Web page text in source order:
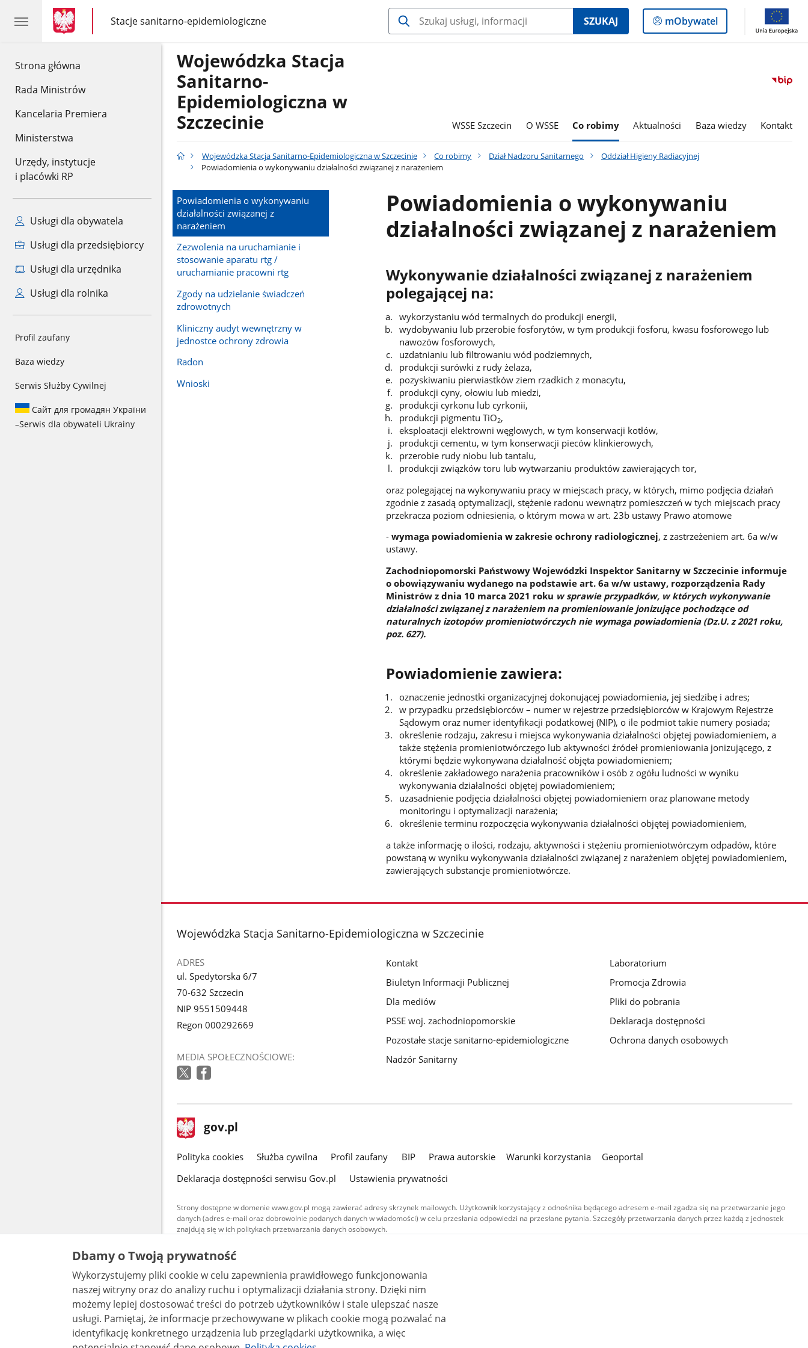
Strona główna
Rada Ministrów
Kancelaria Premiera
Ministerstwa
Urzędy, instytucje
i placówki RP
Usługi dla obywatela
Usługi dla przedsiębiorcy
Usługi dla urzędnika
Usługi dla rolnika
Profil zaufany
Baza wiedzy
Serwis Służby Cywilnej
Сайт для громадян України
–Serwis dla obywateli Ukrainy
gov.pl
gov.pl
Stacje sanitarno-epidemiologiczne
gov.pl
Stacje
sanitarno-
epidemiologiczne
SZUKAJ
Logowanie
do
mObywatel
Wojewódzka Stacja
Sanitarno-
Epidemiologiczna w
Szczecinie
WSSE Szczecin O WSSE Co robimy Aktualności Baza wiedzy Kontakt
Wojewódzka Stacja Sanitarno-Epidemiologiczna w Szczecinie Co robimy Dział Nadzoru Sanitarnego
Oddział Higieny Radiacyjnej
Powiadomienia o wykonywaniu działalności związanej z narażeniem
Powiadomienia o wykonywaniu
działalności związanej z
narażeniem
Zezwolenia na uruchamianie i
stosowanie aparatu rtg /
uruchamianie pracowni rtg
Zgody na udzielanie świadczeń
zdrowotnych
Kliniczny audyt wewnętrzny w
jednostce ochrony zdrowia
Radon
Wnioski
Powiadomienia o wykonywaniu
działalności związanej z narażeniem
Wykonywanie działalności związanej z narażeniem
polegającej na:
wykorzystaniu wód termalnych do produkcji energii,
wydobywaniu lub przerobie fosforytów, w tym produkcji fosforu, kwasu fosforowego lub
nawozów fosforowych,
uzdatnianiu lub filtrowaniu wód podziemnych,
produkcji surówki z rudy żelaza,
pozyskiwaniu pierwiastków ziem rzadkich z monacytu,
produkcji cyny, ołowiu lub miedzi,
produkcji cyrkonu lub cyrkonii,
produkcji pigmentu TiO2,
eksploatacji elektrowni węglowych, w tym konserwacji kotłów,
produkcji cementu, w tym konserwacji pieców klinkierowych,
przerobie rudy niobu lub tantalu,
produkcji związków toru lub wytwarzaniu produktów zawierających tor,
oraz polegającej na wykonywaniu pracy w miejscach pracy, w których, mimo podjęcia działań
zgodnie z zasadą optymalizacji, stężenie radonu wewnątrz pomieszczeń w tych miejscach pracy
przekracza poziom odniesienia, o którym mowa w art. 23b ustawy Prawo atomowe
-wymaga powiadomienia w zakresie ochrony radiologicznej, z zastrzeżeniem art. 6a w/w
ustawy.
Zachodniopomorski Państwowy Wojewódzki Inspektor Sanitarny w Szczecinie informuje
o obowiązywaniu wydanego na podstawie art. 6a w/w ustawy, rozporządzenia Rady
Ministrów z dnia 10 marca 2021 roku w sprawie przypadków, w których wykonywanie
działalności związanej z narażeniem na promieniowanie jonizujące pochodzące od
naturalnych izotopów promieniotwórczych nie wymaga powiadomienia (Dz.U. z 2021 roku,
poz. 627).
Powiadomienie zawiera:
oznaczenie jednostki organizacyjnej dokonującej powiadomienia, jej siedzibę i adres;
w przypadku przedsiębiorców – numer w rejestrze przedsiębiorców w Krajowym Rejestrze
Sądowym oraz numer identyfikacji podatkowej (NIP), o ile podmiot takie numery posiada;
określenie rodzaju, zakresu i miejsca wykonywania działalności objętej powiadomieniem, a
także stężenia promieniotwórczego lub aktywności źródeł promieniowania jonizującego, z
którymi będzie wykonywana działalność objęta powiadomieniem;
określenie zakładowego narażenia pracowników i osób z ogółu ludności w wyniku
wykonywania działalności objętej powiadomieniem;
uzasadnienie podjęcia działalności objętej powiadomieniem oraz planowane metody
monitoringu i optymalizacji narażenia;
określenie terminu rozpoczęcia wykonywania działalności objętej powiadomieniem,
a także informację o ilości, rodzaju, aktywności i stężeniu promieniotwórczym odpadów, które
powstaną w wyniku wykonywania działalności związanej z narażeniem objętej powiadomieniem,
zawierających substancje promieniotwórcze.
stopka
Wojewódzka Stacja Sanitarno-Epidemiologiczna w Szczecinie
ADRES
ul. Spedytorska 6/7
70-632 Szczecin
NIP 9551509448
Regon 000292669
MEDIA SPOŁECZNOŚCIOWE:
Kontakt
Biuletyn Informacji Publicznej
Dla mediów
PSSE woj. zachodniopomorskie
Pozostałe stacje sanitarno-epidemiologiczne
Nadzór Sanitarny
Laboratorium
Promocja Zdrowia
Pliki do pobrania
Deklaracja dostępności
Ochrona danych osobowych
stopka
gov.pl Strona
gov.pl
gov.pl
Polityka cookies Służba cywilna Profil zaufany BIP Prawa autorskie Warunki korzystania
Geoportal
Deklaracja dostępności serwisu Gov.pl
Ustawienia prywatności
Strony dostępne w domenie www.gov.pl mogą zawierać adresy skrzynek mailowych. Użytkownik korzystający z odnośnika będącego adresem e-mail zgadza się na przetwarzanie jego
danych (adres e-mail oraz dobrowolnie podanych danych w wiadomości) w celu przesłania odpowiedzi na przesłane pytania. Szczegóły przetwarzania danych przez każdą z jednostek
znajdują się w ich politykach przetwarzania danych osobowych.
Treści tekstowe publikowane w serwisie (z wyłączeniem treści audiowizualnych), są
udostępniane na licencji typu Creative Commons: uznanie autorstwa - na tych samych
warunkach 4.0 (CC BY-SA 4.0). Materiały audiowizualne, w tym zdjęcia, materiały audio i wideo,
są udostępniane na licencji typu Creative Commons: uznanie autorstwa użycie niekomercyjne -
bez utworów zależnych 4.0 (CC BY-NC-ND 4.0), o ile nie jest to stwierdzone inaczej.
Dbamy o Twoją prywatność
Wykorzystujemy pliki cookie w celu zapewnienia prawidłowego funkcjonowania
naszej witryny oraz do analizy ruchu i optymalizacji działania strony. Dzięki nim
możemy lepiej dostosować treści do potrzeb użytkowników i stale ulepszać nasze
usługi. Pamiętaj, że informacje przechowywane w plikach cookie mogą pozwalać na
identyfikację konkretnego urządzenia lub przeglądarki użytkownika, a więc